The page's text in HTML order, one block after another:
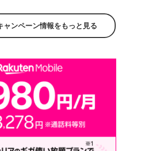
ャンペーン情報をもっと見る